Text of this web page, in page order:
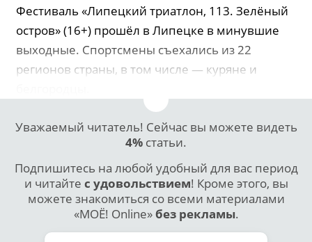
Фестиваль «Липецкий триатлон, 113. Зелёный
остров» (16+) прошёл в Липецке в минувшие
выходные. Спортсмены съехались из 22
регионов страны, в том числе — куряне и
Уважаемый читатель! Сейчас вы можете видеть
4% статьи.
Подпишитесь на любой удобный для вас период
и читайте с удовольствием! Кроме этого, вы
можете знакомиться со всеми материалами
«МОЁ! Online»без рекламы.